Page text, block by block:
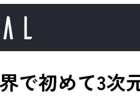
で初めて3次